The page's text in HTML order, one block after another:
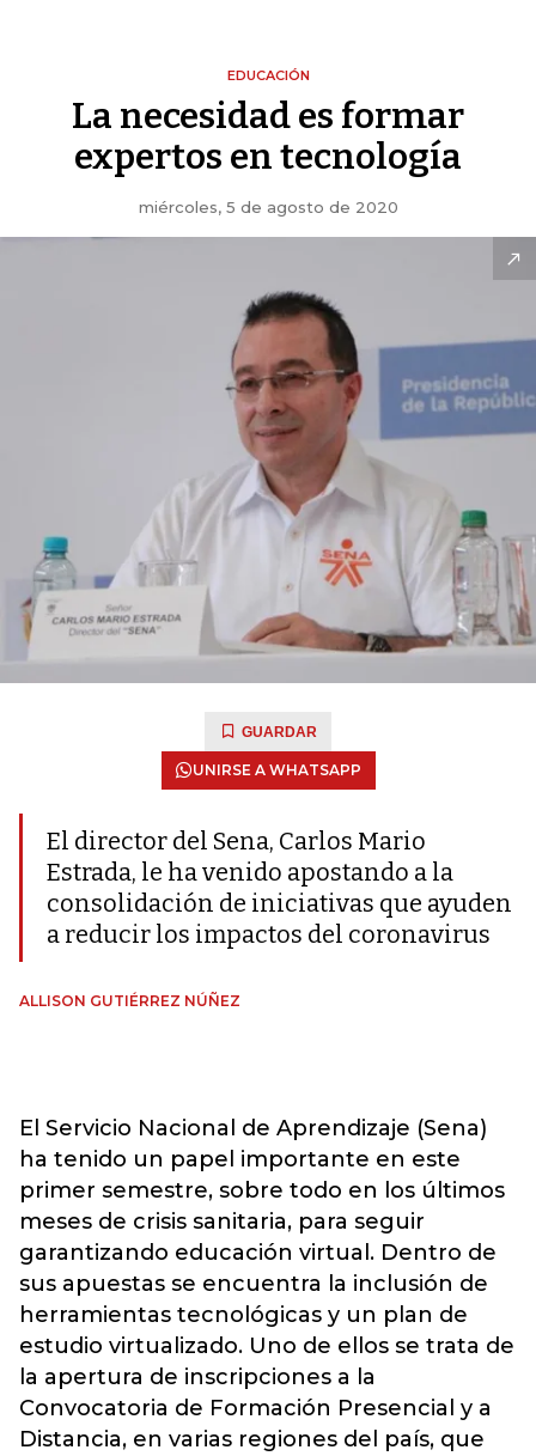
EDUCACIÓN
La necesidad es formar
expertos en tecnología
miércoles, 5 de agosto de 2020
GUARDAR
UNIRSE A WHATSAPP
El director del Sena, Carlos Mario
Estrada, le ha venido apostando a la
consolidación de iniciativas que ayuden
a reducir los impactos del coronavirus
ALLISON GUTIÉRREZ NÚÑEZ
El Servicio Nacional de Aprendizaje (Sena)
ha tenido un papel importante en este
primer semestre, sobre todo en los últimos
meses de crisis sanitaria, para seguir
garantizando educación virtual. Dentro de
sus apuestas se encuentra la inclusión de
herramientas tecnológicas y un plan de
estudio virtualizado. Uno de ellos se trata de
la apertura de inscripciones a la
Convocatoria de Formación Presencial y a
Distancia, en varias regiones del país, que